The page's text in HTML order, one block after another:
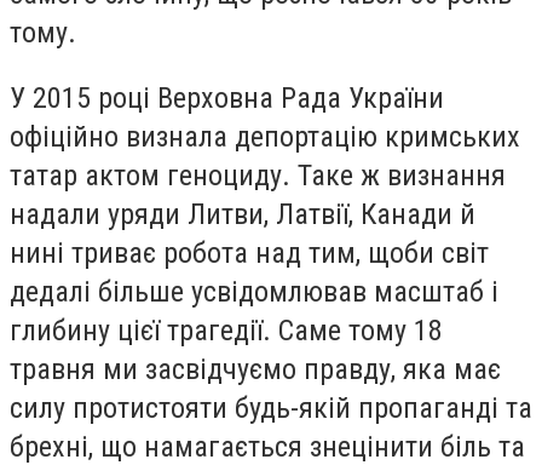
тому.
У 2015 році Верховна Рада України
офіційно визнала депортацію кримських
татар актом геноциду. Таке ж визнання
надали уряди Литви, Латвії, Канади й
нині триває робота над тим, щоби світ
дедалі більше усвідомлював масштаб і
глибину цієї трагедії. Саме тому 18
травня ми засвідчуємо правду, яка має
силу протистояти будь-якій пропаганді та
брехні, що намагається знецінити біль та